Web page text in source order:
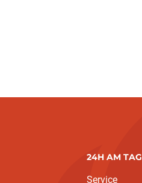
24H AM TAG
Service